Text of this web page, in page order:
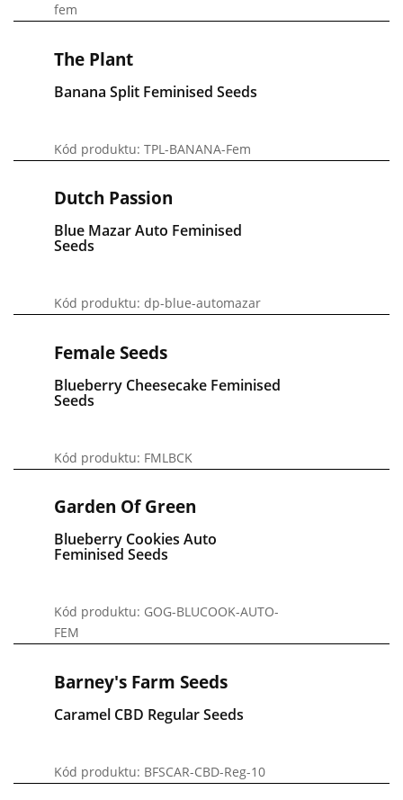
fem
The Plant
Banana Split Feminised Seeds
Kód produktu: TPL-BANANA-Fem
Dutch Passion
Blue Mazar Auto Feminised
Seeds
Kód produktu: dp-blue-automazar
Female Seeds
Blueberry Cheesecake Feminised
Seeds
Kód produktu: FMLBCK
Garden Of Green
Blueberry Cookies Auto
Feminised Seeds
Kód produktu: GOG-BLUCOOK-AUTO-
FEM
Barney's Farm Seeds
Caramel CBD Regular Seeds
Kód produktu: BFSCAR-CBD-Reg-10